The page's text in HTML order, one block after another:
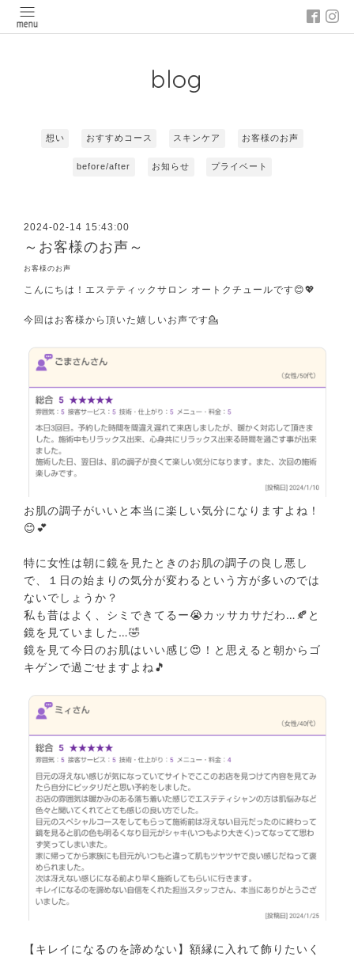
blog
想い おすすめコース スキンケア お客様のお声
before/after お知らせ プライベート
2024-02-14 15:43:00
～お客様のお声～
お客様のお声
こんにちは！エステティックサロン オートクチュールです😊💖
今回はお客様から頂いた嬉しいお声です💁
お肌の調子がいいと本当に楽しい気分になりますよね！
😊💕
特に女性は朝に鏡を見たときのお肌の調子の良し悪し
で、１日の始まりの気分が変わるという方が多いのでは
ないでしょうか？
私も昔はよく、シミできてるー😭カッサカサだわ…🍂 と
鏡を見ていました…🤣
鏡を見て今日のお肌はいい感じ😍！と思えると朝からゴ
キゲンで過ごせますよね🎵
【キレイになるのを諦めない】額縁に入れて飾りたいく